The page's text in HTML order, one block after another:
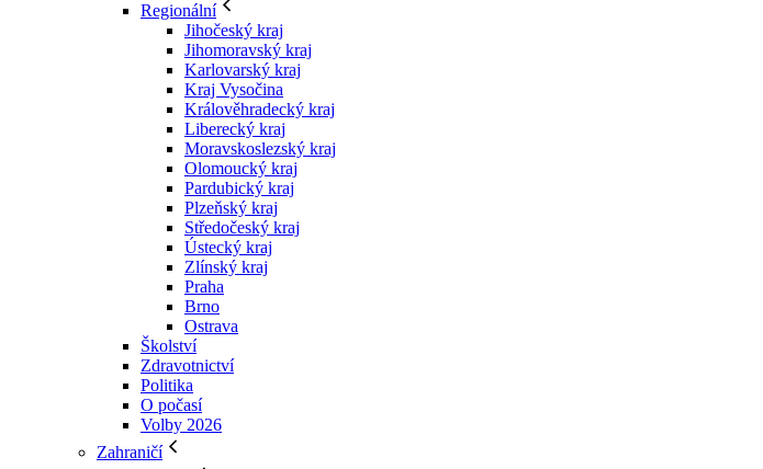
Regionální
Jihočeský kraj
Jihomoravský kraj
Karlovarský kraj
Kraj Vysočina
Králověhradecký kraj
Liberecký kraj
Moravskoslezský kraj
Olomoucký kraj
Pardubický kraj
Plzeňský kraj
Středočeský kraj
Ústecký kraj
Zlínský kraj
Praha
Brno
Ostrava
Školství
Zdravotnictví
Politika
O počasí
Volby 2026
Zahraničí